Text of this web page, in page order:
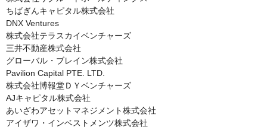
ちばぎんキャピタル株式会社
DNX Ventures
株式会社テラスカイベンチャーズ
三井不動産株式会社
グローバル・ブレイン株式会社
Pavilion Capital PTE. LTD.
株式会社博報堂ＤＹベンチャーズ
AJキャピタル株式会社
あいざわアセットマネジメント株式会社
アイザワ・インベストメンツ株式会社